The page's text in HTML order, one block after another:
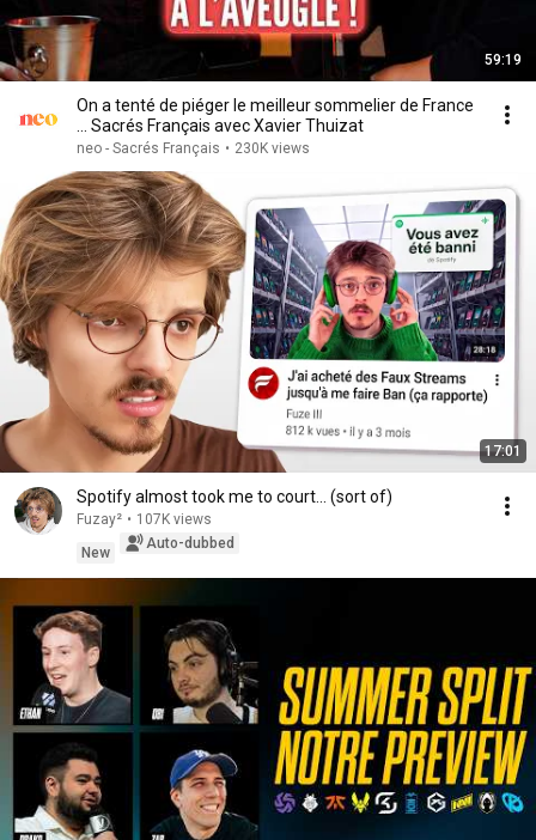
59:19
On a tenté de piéger le meilleur sommelier de France
… Sacrés Français avec Xavier Thuizat
neo - Sacrés Français • 230K views
17:01
Spotify almost took me to court... (sort of)
Fuzay² • 107K views
New
Auto-dubbed